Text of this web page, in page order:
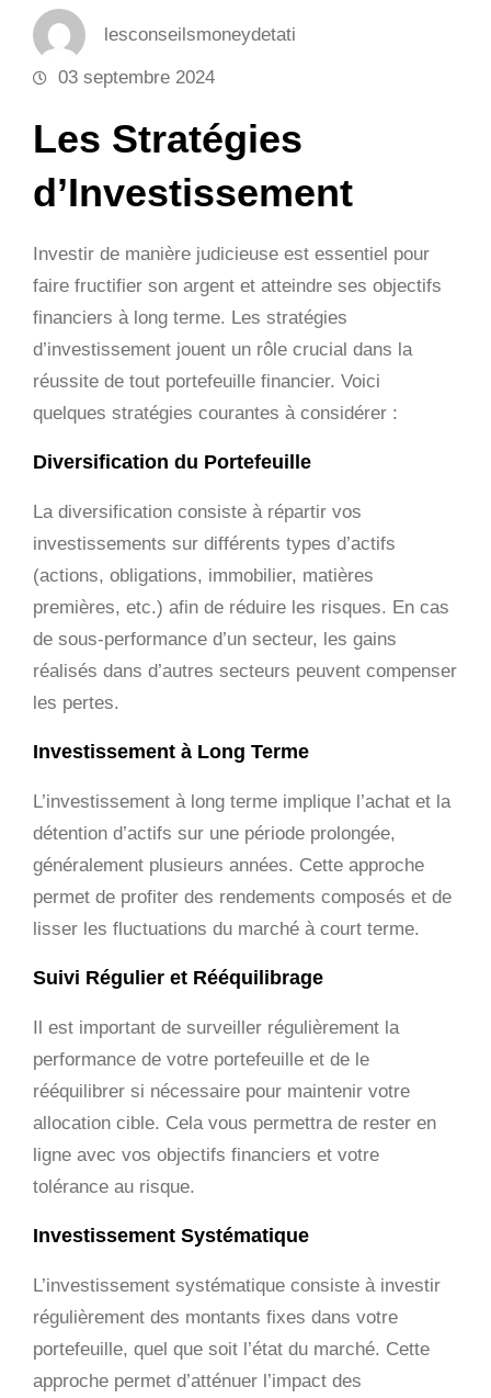
lesconseilsmoneydetati
03 septembre 2024
Les Stratégies
d’Investissement
Investir de manière judicieuse est essentiel pour
faire fructifier son argent et atteindre ses objectifs
financiers à long terme. Les stratégies
d’investissement jouent un rôle crucial dans la
réussite de tout portefeuille financier. Voici
quelques stratégies courantes à considérer :
Diversification du Portefeuille
La diversification consiste à répartir vos
investissements sur différents types d’actifs
(actions, obligations, immobilier, matières
premières, etc.) afin de réduire les risques. En cas
de sous-performance d’un secteur, les gains
réalisés dans d’autres secteurs peuvent compenser
les pertes.
Investissement à Long Terme
L’investissement à long terme implique l’achat et la
détention d’actifs sur une période prolongée,
généralement plusieurs années. Cette approche
permet de profiter des rendements composés et de
lisser les fluctuations du marché à court terme.
Suivi Régulier et Rééquilibrage
Il est important de surveiller régulièrement la
performance de votre portefeuille et de le
rééquilibrer si nécessaire pour maintenir votre
allocation cible. Cela vous permettra de rester en
ligne avec vos objectifs financiers et votre
tolérance au risque.
Investissement Systématique
L’investissement systématique consiste à investir
régulièrement des montants fixes dans votre
portefeuille, quel que soit l’état du marché. Cette
approche permet d’atténuer l’impact des